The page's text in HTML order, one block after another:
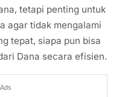
tetapi penting untuk
agar tidak mengalami
tepat, siapa pun bisa
Dana secara efisien.